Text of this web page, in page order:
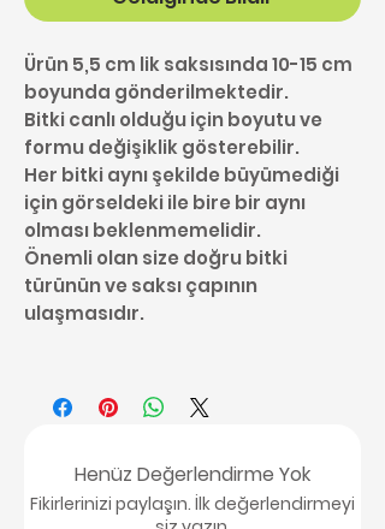
Ürün 5,5 cm lik saksısında 10-15 cm
boyunda gönderilmektedir.
Bitki canlı olduğu için boyutu ve
formu değişiklik gösterebilir.
Her bitki aynı şekilde büyümediği
için görseldeki ile bire bir aynı
olması beklenmemelidir.
Önemli olan size doğru bitki
türünün ve saksı çapının
ulaşmasıdır.
Henüz Değerlendirme Yok
Fikirlerinizi paylaşın. İlk değerlendirmeyi